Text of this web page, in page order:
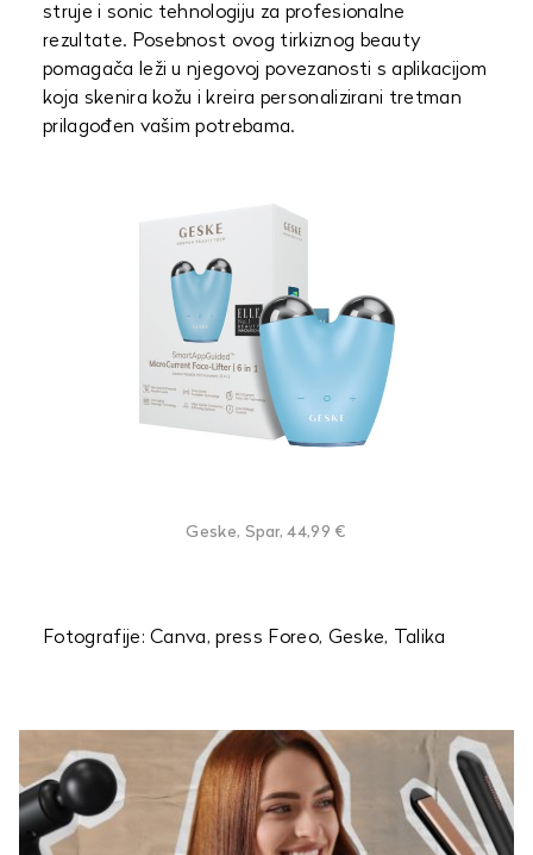
struje i sonic tehnologiju za profesionalne
rezultate. Posebnost ovog tirkiznog beauty
pomagača leži u njegovoj povezanosti s aplikacijom
koja skenira kožu i kreira personalizirani tretman
prilagođen vašim potrebama.
Geske, Spar, 44,99 €
Fotografije: Canva, press Foreo, Geske, Talika